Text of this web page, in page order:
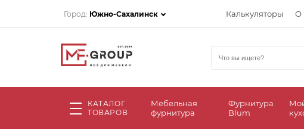
Город: Южно-Сахалинск Калькуляторы О
КАТАЛОГ
ТОВАРОВ
Мебельная
фурнитура
Фурнитура
Blum